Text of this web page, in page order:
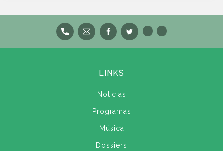
LINKS
Notícias
Programas
Música
Dossiers